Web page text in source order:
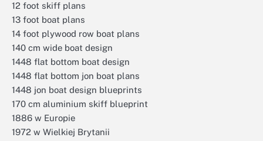
12 foot skiff plans
13 foot boat plans
14 foot plywood row boat plans
140 cm wide boat design
1448 flat bottom boat design
1448 flat bottom jon boat plans
1448 jon boat design blueprints
170 cm aluminium skiff blueprint
1886 w Europie
1972 w Wielkiej Brytanii